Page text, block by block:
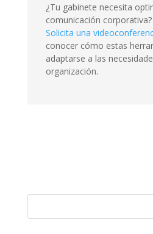
¿Tu gabinete necesita
comunicación corporativa?
Solicita una
conocer cómo estas
adaptarse a las
organización.